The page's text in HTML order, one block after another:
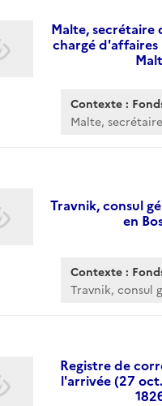
Malte, secrétaire
chargé
Contexte :
Malte,
Travnik, consul
en
Contexte :
Travnik, consul
Registre de
l'arrivée (27